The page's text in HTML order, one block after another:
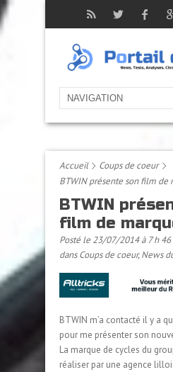
Accueil
Coups de coeur
BTWIN présente son film de
BTWIN
film de
Posté le 23/07/2014 à 7 h
dansCoups de coeur,News
BTWIN m’a contacté il y a
pour me présenter son
La marque de cycles du
réaliser par une agence